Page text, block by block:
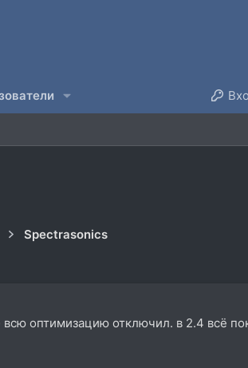
Spectrasonics
оптимизацию отключил. в 2.4 всё